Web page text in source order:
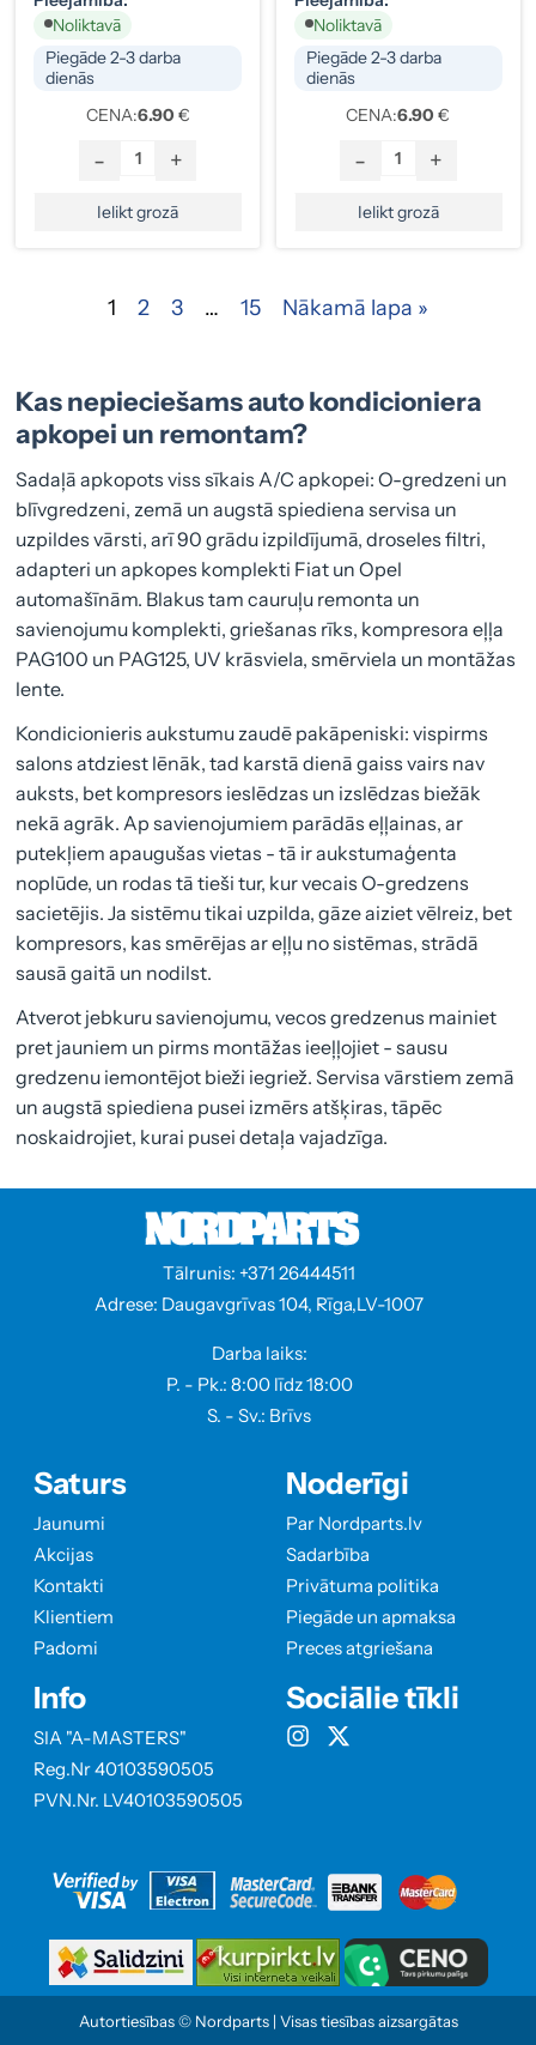
Noliktavā
Piegāde 2-3 darba
dienās
CENA:6.90 €
- +
Ielikt grozā
Noliktavā
Piegāde 2-3 darba
dienās
CENA:6.90 €
- +
Ielikt grozā
1 2 3 … 15 Nākamā lapa »
Kas nepieciešams auto kondicioniera
apkopei un remontam?
Sadaļā apkopots viss sīkais A/C apkopei: O-gredzeni un
blīvgredzeni, zemā un augstā spiediena servisa un
uzpildes vārsti, arī 90 grādu izpildījumā, droseles filtri,
adapteri un apkopes komplekti Fiat un Opel
automašīnām. Blakus tam cauruļu remonta un
savienojumu komplekti, griešanas rīks, kompresora eļļa
PAG100 un PAG125, UV krāsviela, smērviela un montāžas
lente.
Kondicionieris aukstumu zaudē pakāpeniski: vispirms
salons atdziest lēnāk, tad karstā dienā gaiss vairs nav
auksts, bet kompresors ieslēdzas un izslēdzas biežāk
nekā agrāk. Ap savienojumiem parādās eļļainas, ar
putekļiem apaugušas vietas - tā ir aukstumaģenta
noplūde, un rodas tā tieši tur, kur vecais O-gredzens
sacietējis. Ja sistēmu tikai uzpilda, gāze aiziet vēlreiz, bet
kompresors, kas smērējas ar eļļu no sistēmas, strādā
sausā gaitā un nodilst.
Atverot jebkuru savienojumu, vecos gredzenus mainiet
pret jauniem un pirms montāžas ieeļļojiet - sausu
gredzenu iemontējot bieži iegriež. Servisa vārstiem zemā
un augstā spiediena pusei izmērs atšķiras, tāpēc
noskaidrojiet, kurai pusei detaļa vajadzīga.
Tālrunis: +371 26444511
Adrese: Daugavgrīvas 104, Rīga,LV-1007
Darba laiks:
P. - Pk.: 8:00 līdz 18:00
S. - Sv.: Brīvs
Saturs
Jaunumi
Akcijas
Kontakti
Klientiem
Padomi
Info
SIA "A-MASTERS"
Reg.Nr 40103590505
PVN.Nr. LV40103590505
Noderīgi
Par Nordparts.lv
Sadarbība
Privātuma politika
Piegāde un apmaksa
Preces atgriešana
Sociālie tīkli
Autortiesības © Nordparts | Visas tiesības aizsargātas